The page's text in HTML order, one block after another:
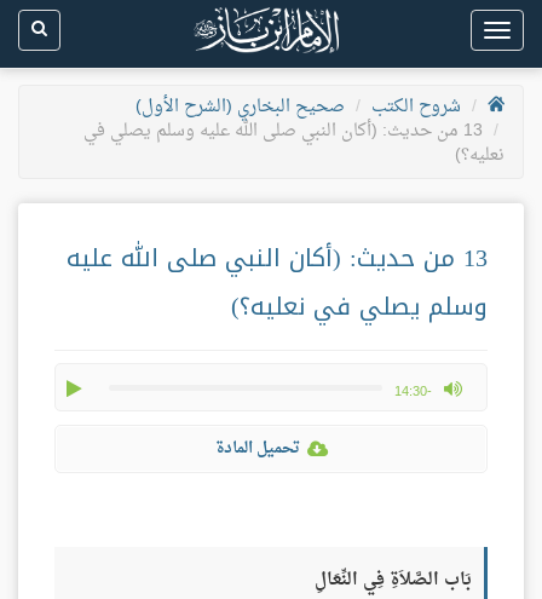
Toggle
navigation
شروح الكتب
صحيح البخاري (الشرح الأول)
13 من حديث: (أكان النبي صلى الله عليه وسلم يصلي في
نعليه؟)
13 من حديث: (أكان النبي صلى الله عليه
وسلم يصلي في نعليه؟)
-14:30
max volume
تحميل المادة
بَاب الصَّلاَةِ فِي النِّعَالِ